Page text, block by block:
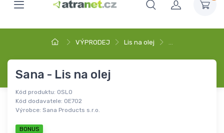
VÝPRODEJ Lis na olej
Sana - Lis na olej
Kód produktu: OSLO
Kód dodavatele: OE702
Výrobce: Sana Products s.r.o.
BONUS